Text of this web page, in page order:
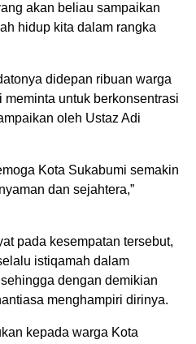
akan beliau sampaikan
hidup kita dalam rangka
didepan ribuan warga
untuk berkonsentrasi
oleh Ustaz Adi
Kota Sukabumi semakin
dan sejahtera,”
pada kesempatan tersebut,
istiqamah dalam
dengan demikian
menghampiri dirinya.
kepada warga Kota